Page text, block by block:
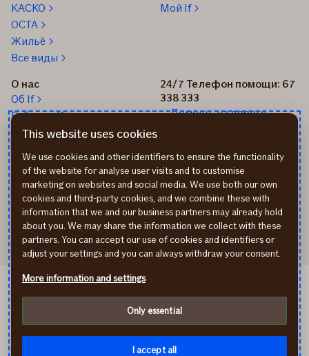
КАСКО
OCTA
Жильё
Все виды
Мой If
О нас
Об If
Работа в If
Новости
24/7 Телефон помощи: 67
338 333
Помощь на дороге
Наши офисы
Дистрибьюторы
страхования If
Реквизиты
If Kindlustus EE
If Draudimas LT
Политика конфиденциальности
Cookies
instagram
facebook
This website uses cookies
We use cookies and other identifiers to ensure the functionality
of the website for analyse user visits and to customise
marketing on websites and social media. We use both our own
cookies and third-party cookies, and we combine these with
information that we and our business partners may already hold
about you. We may share the information we collect with these
partners. You can accept our use of cookies and identifiers or
adjust your settings and you can always withdraw your consent.
More information and settings
Only essential
I accept all